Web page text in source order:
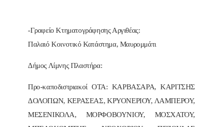
-Γραφείο Κτηματογράφησης Αργιθέας:
Παλαιό Κοινοτικό Κατάστημα, Μαυρομμάτι
Δήμος Λίμνης Πλαστήρα:
Προ-καποδιστριακοί ΟΤΑ: ΚΑΡΒΑΣΑΡΑ, ΚΑΡΙΤΣΗΣ
ΔΟΛΟΠΩΝ, ΚΕΡΑΣΕΑΣ, ΚΡΥΟΝΕΡΙΟΥ, ΛΑΜΠΕΡΟΥ,
ΜΕΣΕΝΙΚΟΛΑ, ΜΟΡΦΟΒΟΥΝΙΟΥ, ΜΟΣΧΑΤΟΥ,